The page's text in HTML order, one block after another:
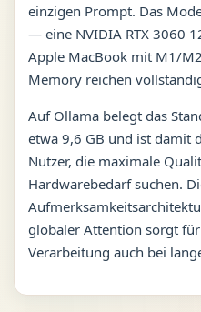
einzigen Prompt. Das
— eine NVIDIA RTX 3060
Apple MacBook mit M1/
Memory reichen
Auf Ollama belegt das
etwa 9,6 GB und ist damit
Nutzer, die maximale
Hardwarebedarf suchen.
globaler Attention sorgt für
Verarbeitung auch bei